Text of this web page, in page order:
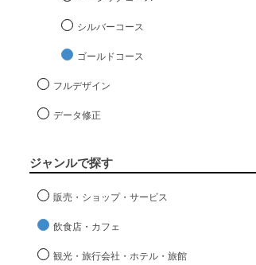
シルバーコース
ゴールドコース
フルデザイン
データ修正
ジャンルで探す
販売・ショップ・サービス
飲食店・カフェ
観光・旅行会社・ホテル・旅館